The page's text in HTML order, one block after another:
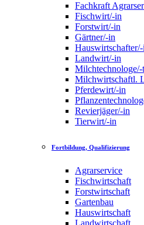
Fachkraft
Fischwirt/-in
Forstwirt/-in
Gärtner/-in
Landwirt/-in
Milchwirtschaftl.
Pferdewirt/-in
Revierjäger/-in
Tierwirt/-in
Fortbildung, Qualifizierung
Agrarservice
Fischwirtschaft
Forstwirtschaft
Gartenbau
Hauswirtschaft